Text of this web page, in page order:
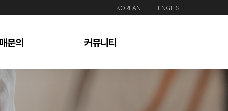
KOREAN ENGLISH
문의
담문의
커뮤니티